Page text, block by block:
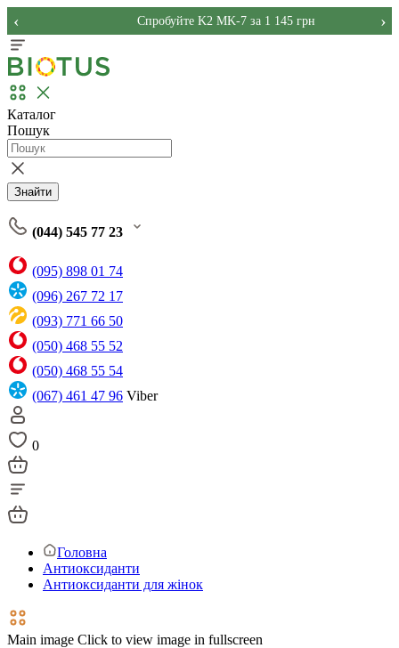
Спробуйте K2 MK-7 за 1 145 грн
‹ ›
Каталог
Пошук
Знайти
(044) 545 77 23
(095) 898 01 74
(096) 267 72 17
(093) 771 66 50
(050) 468 55 52
(050) 468 55 54
(067) 461 47 96 Viber
0
Головна
Антиоксиданти
Антиоксиданти для жінок
Main image Click to view image in fullscreen